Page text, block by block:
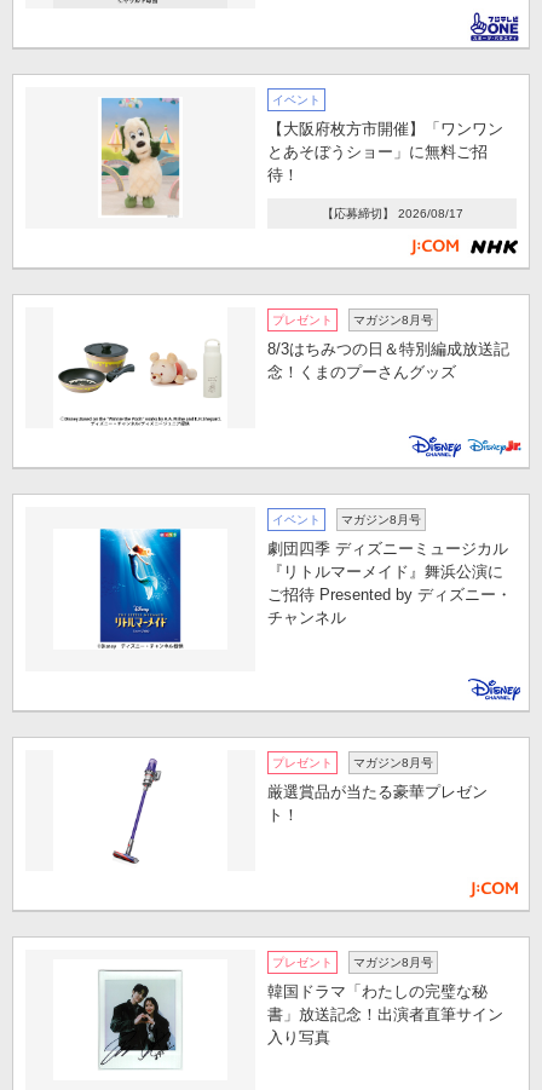
イベント
【大阪府枚方市開催】「ワンワン
とあそぼうショー」に無料ご招
待！
【応募締切】 2026/08/17
プレゼント マガジン8月号
8/3はちみつの日＆特別編成放送記
念！くまのプーさんグッズ
イベント マガジン8月号
劇団四季 ディズニーミュージカル
『リトルマーメイド』舞浜公演に
ご招待 Presented by ディズニー・
チャンネル
プレゼント マガジン8月号
厳選賞品が当たる豪華プレゼン
ト！
プレゼント マガジン8月号
韓国ドラマ「わたしの完璧な秘
書」放送記念！出演者直筆サイン
入り写真